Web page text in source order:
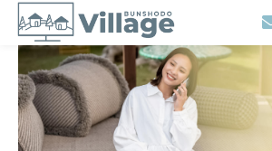
Workplaces
Movies
Events